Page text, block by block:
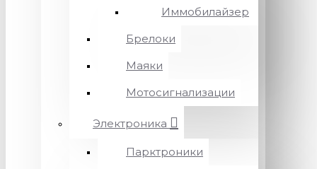
Иммобилайзер
Брелоки
Маяки
Мотосигнализации
Электроника
Парктроники